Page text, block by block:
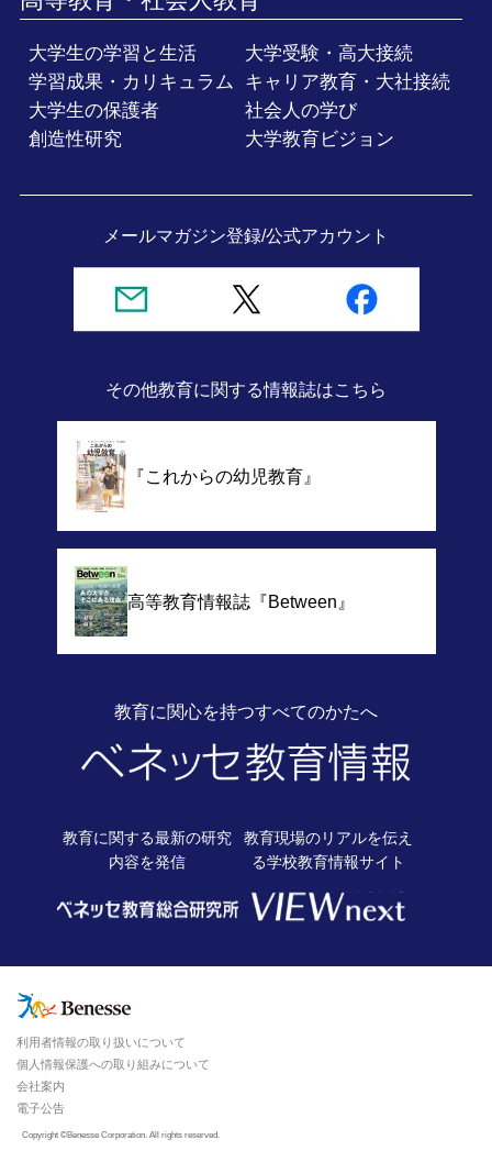
大学生の学習と生活
大学受験・高大接続
学習成果・カリキュラム
キャリア教育・大社接続
大学生の保護者
社会人の学び
創造性研究
大学教育ビジョン
メールマガジン登録/公式アカウント
その他教育に関する情報誌はこちら
『これからの幼児教育』
高等教育情報誌『Between』
教育に関心を持つすべてのかたへ
教育に関する最新の研究
内容を発信
教育現場のリアルを伝え
る学校教育情報サイト
Copyright ©Benesse Corporation. All rights reserved.
利用者情報の取り扱いについて
個人情報保護への取り組みについて
会社案内
電子公告